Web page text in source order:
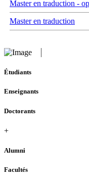
Master en traduction -
Master en traduction
Étudiants
Enseignants
Doctorants
+
Alumni
Facultés